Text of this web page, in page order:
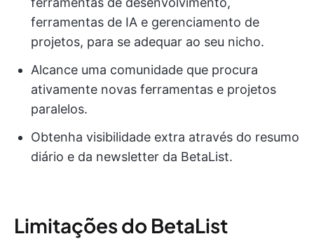
ferramentas de IA e gerenciamento de
projetos, para se adequar ao seu nicho.
Alcance uma comunidade que procura
ativamente novas ferramentas e projetos
paralelos.
Obtenha visibilidade extra através do resumo
diário e da newsletter da BetaList.
Limitações do BetaList